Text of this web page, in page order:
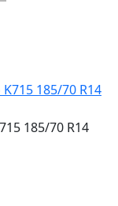
185/70 R14